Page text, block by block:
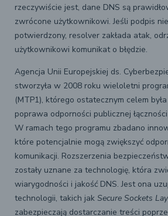
rzeczywiście jest, dane DNS są
zwrócone użytkownikowi. Jeśli podpis
potwierdzony, resolver zakłada atak,
użytkownikowi komunikat o błędzie.
Agencja Unii Europejskiej ds.
stworzyła w 2008 roku wieloletni
(MTP1), którego ostatecznym celem
poprawa odporności publicznej
W ramach tego programu zbadano
które potencjalnie mogą zwiększyć
komunikacji. Rozszerzenia
zostały uznane za technologię, która
wiarygodności i jakość DNS. Jest ona
technologii, takich jak Secure Sockets
zabezpieczają dostarczanie treści